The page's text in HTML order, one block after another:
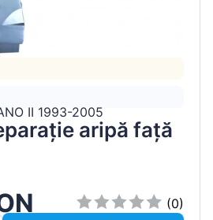
II 1993-2005
aripă față
(0)